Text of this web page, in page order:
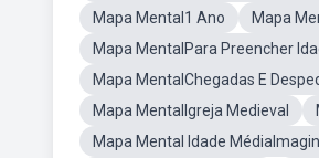
Mapa Mental1 Ano
Mapa
Mapa MentalPara Preencher
Mapa MentalChegadas E
Mapa MentalIgreja Medieval
Mapa Mental Idade